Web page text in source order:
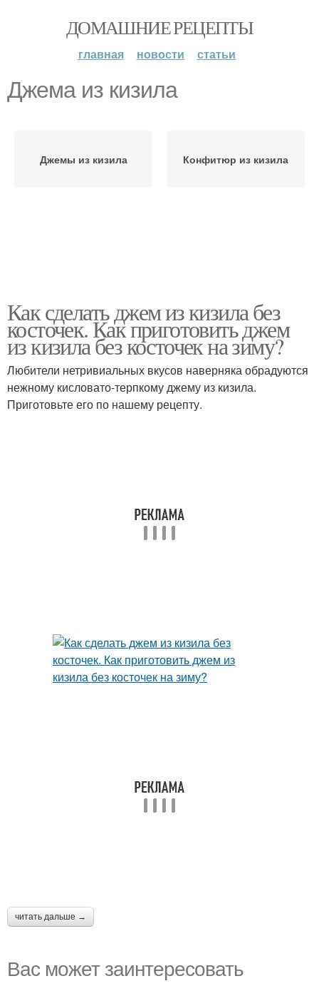
ДОМАШНИЕ РЕЦЕПТЫ
главная новости статьи
Джема из кизила
Джемы из кизила Конфитюр из кизила
Как сделать джем из кизила без
косточек. Как приготовить джем
из кизила без косточек на зиму?
Любители нетривиальных вкусов наверняка обрадуются
нежному кисловато-терпкому джему из кизила.
Приготовьте его по нашему рецепту.
читать дальше →
Вас может заинтересовать